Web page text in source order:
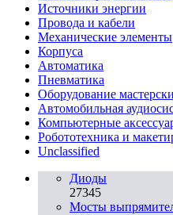
Источники энергии
Провода и кабели
Механические элементы
Корпуса
Автоматика
Пневматика
Оборудование
Автомобильная
Компьютерные
Робототехника и
Unclassified
Диоды
27345
Мосты